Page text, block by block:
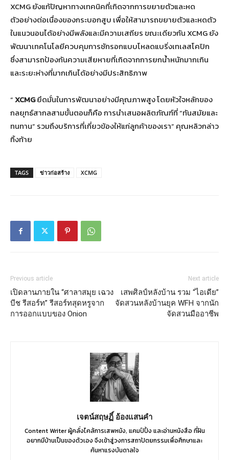
XCMG ยังแก้ปัญหาทางเทคนิคที่เกิดจากการขยายตัวและหด
ตัวอย่างต่อเนื่องของกระบอกสูบ เพื่อให้สามารถขยายตัวและหดตัว
ในแนวนอนได้อย่างมีพลังและมีความเสถียร ขณะเดียวกัน XCMG ยัง
พัฒนาเทคโนโลยีควบคุมการชักรอกแบบโหลดแบริ่งเทเลสโคปิก
ซึ่งสามารถป้องกันความเสียหายที่เกิดจากการยกน้ำหนักมากเกิน
และระยะห่างที่มากเกินได้อย่างมีประสิทธิภาพ
”XCMGยึดมั่นในการพัฒนาอย่างมีคุณภาพสูง โดยหัวใจหลักของ
กลยุทธ์สากลสามขั้นตอนก็คือ การนำเสนอผลิตภัณฑ์ที่ “ทันสมัยและ
ทนทาน” รวมถึงบริการที่เกี่ยวข้องให้แก่ลูกค้าของเรา” คุณหลิวกล่าว
ทิ้งท้าย
TAGS ข่าวก่อสร้าง XCMG
Previous article
เปิดลานภายใน “ศาลาสมุย เฉวง
บีช รีสอร์ท” รีสอร์ทสุดหรูจาก
การออกแบบของ Onion
Next article
เสพศิลป์หลังบ้าน รวม “ไอเดีย”
จัดสวนหลังบ้านยุค WFH จากนัก
จัดสวนมืออาชีพ
เจตน์สฤษฏิ์ อ้องแสนคำ
Content Writer ผู้คลั่งไคล้การเสพหนัง, แคมป์ปิ้ง และอ่านหนังสือ ที่ฝัน
อยากมีบ้านเป็นของตัวเอง จึงเข้าสู่วงการสถาปัตยกรรมเพื่อศึกษาและ
ค้นหาแรงบันดาลใจ